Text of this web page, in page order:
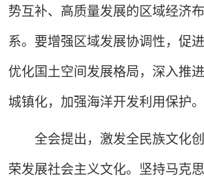
势互补、高质量发展的区域经济
系。要增强区域发展协调性，促
优化国土空间发展格局，深入推
城镇化，加强海洋开发利用保护。
全会提出，激发全民族文化创
荣发展社会主义文化。坚持马克